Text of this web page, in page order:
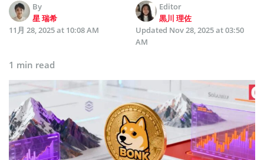
By
星 瑞希
Editor
黒川 理佐
11月 28, 2025 at 10:08 AM
Updated Nov 28, 2025 at 03:50
AM
1 min read